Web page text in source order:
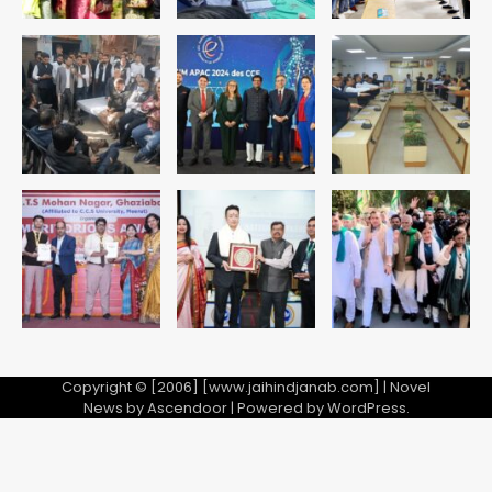
Copyright © [2006] [www.jaihindjanab.com] | Novel
News byAscendoor| Powered byWordPress.